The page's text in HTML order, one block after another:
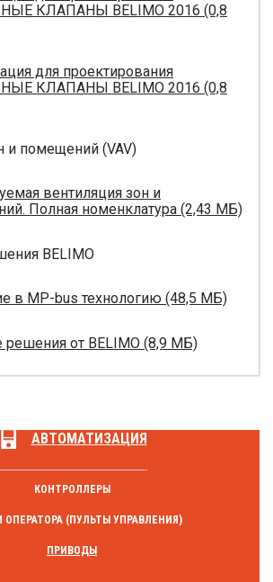
КЛАПАНЫ BELIMO 2016 (0,8
для проектирования
КЛАПАНЫ BELIMO 2016 (0,8
и помещений (VAV)
вентиляция зон и
Полная номенклатура (2,43 МБ)
BELIMO
в MP-bus технологию (48,5 МБ)
решения от BELIMO (8,9 МБ)
АВТОМАТИЗАЦИЯ
КОНТРОЛЛЕРЫ
ОПЕРАТОРА (ПУЛЬТЫ УПРАВЛЕНИЯ)
ПРИВОДЫ